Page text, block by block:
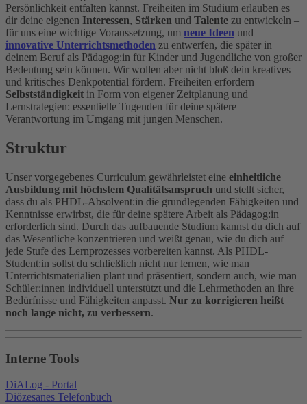
Persönlichkeit entfalten kannst. Freiheiten im Studium erlauben es
dir deine eigenen Interessen, Stärken und Talente zu entwickeln –
für uns eine wichtige Voraussetzung, um neue Ideen und
innovative Unterrichtsmethoden zu entwerfen, die später in
deinem Beruf als Pädagog:in für Kinder und Jugendliche von großer
Bedeutung sein können. Wir wollen aber nicht bloß dein kreatives
und kritisches Denkpotential fördern. Freiheiten erfordern
Selbstständigkeit in Form von eigener Zeitplanung und
Lernstrategien: essentielle Tugenden für deine spätere
Verantwortung im Umgang mit jungen Menschen.
Struktur
Unser vorgegebenes Curriculum gewährleistet eine einheitliche
Ausbildung mit höchstem Qualitätsanspruch und stellt sicher,
dass du als PHDL-Absolvent:in die grundlegenden Fähigkeiten und
Kenntnisse erwirbst, die für deine spätere Arbeit als Pädagog:in
erforderlich sind. Durch das aufbauende Studium kannst du dich auf
das Wesentliche konzentrieren und weißt genau, wie du dich auf
jede Stufe des Lernprozesses vorbereiten kannst. Als PHDL-
Student:in sollst du schließlich nicht nur lernen, wie man
Unterrichtsmaterialien plant und präsentiert, sondern auch, wie man
Schüler:innen individuell unterstützt und die Lehrmethoden an ihre
Bedürfnisse und Fähigkeiten anpasst. Nur zu korrigieren heißt
noch lange nicht, zu verbessern.
Interne Tools
DiALog - Portal
Diözesanes Telefonbuch